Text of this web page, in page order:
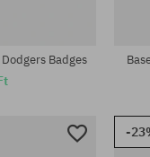
Badges
-